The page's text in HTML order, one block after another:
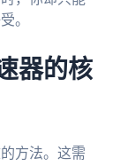
。
器的核
方法。这需